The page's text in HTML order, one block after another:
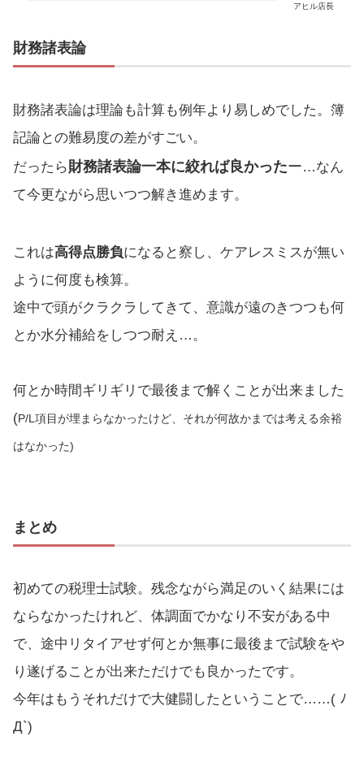
アヒル店長
財務諸表論
財務諸表論は理論も計算も例年より易しめでした。簿
記論との難易度の差がすごい。
だったら財務諸表論一本に絞れば良かったー…なん
て今更ながら思いつつ解き進めます。
これは高得点勝負になると察し、ケアレスミスが無い
ように何度も検算。
途中で頭がクラクラしてきて、意識が遠のきつつも何
とか水分補給をしつつ耐え…。
何とか時間ギリギリで最後まで解くことが出来ました
(P/L項目が埋まらなかったけど、それが何故かまでは考える余裕
はなかった)
まとめ
初めての税理士試験。残念ながら満足のいく結果には
ならなかったけれど、体調面でかなり不安がある中
で、途中リタイアせず何とか無事に最後まで試験をや
り遂げることが出来ただけでも良かったです。
今年はもうそれだけで大健闘したということで……( ﾉ
Д`)